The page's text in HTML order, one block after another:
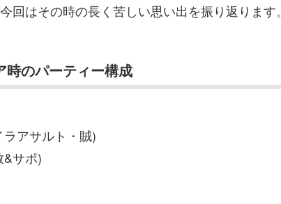
回はその時の長く苦しい思い出を振り返ります。
時のパーティー構成
アサルト・賊)
サポ)